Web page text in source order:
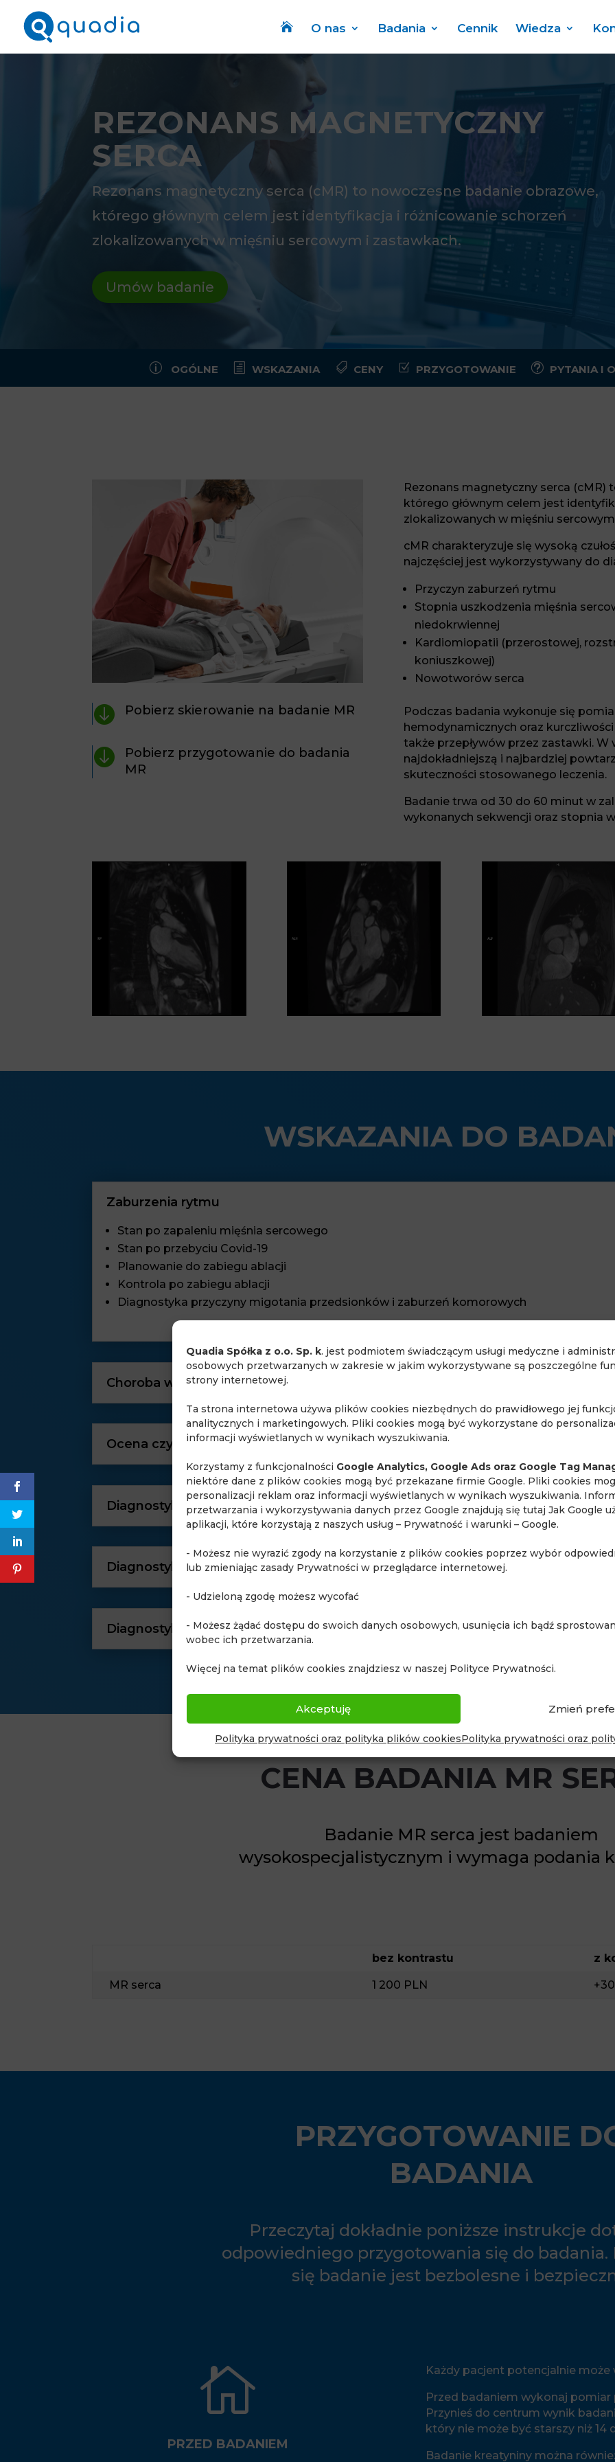
Quadia Spółka z o.o. Sp. k. jest podmiotem świadczącym usługi medyczne i
osobowych przetwarzanych w zakresie w jakim wykorzystywane są poszczególne
strony internetowej.
Ta strona internetowa używa plików cookies niezbędnych do prawidłowego jej
analitycznych i marketingowych. Pliki cookies mogą być wykorzystane do
informacji wyświetlanych w wynikach wyszukiwania.
Korzystamy z funkcjonalności Google Analytics, Google Ads oraz Google Tag
niektóre dane z plików cookies mogą być przekazane firmie Google. Pliki cookies
personalizacji reklam oraz informacji wyświetlanych w wynikach wyszukiwania.
przetwarzania i wykorzystywania danych przez Google znajdują się tutaj Jak Google
aplikacji, które korzystają z naszych usług – Prywatność i warunki – Google.
- Możesz nie wyrazić zgody na korzystanie z plików cookies poprzez wybór
lub zmieniając zasady Prywatności w przeglądarce internetowej.
- Udzieloną zgodę możesz wycofać
- Możesz żądać dostępu do swoich danych osobowych, usunięcia ich bądź
wobec ich przetwarzania.
Więcej na temat plików cookies znajdziesz w naszej Polityce Prywatności.
Akceptuję Zmień
Polityka prywatności oraz polityka plików cookiesPolityka prywatności oraz
 O nas Badania Cennik Wiedza
REZONANS MAGNETYCZNY
SERCA
Rezonans magnetyczny serca (cMR) to nowoczesne badanie obrazowe,
którego głównym celem jest identyfikacja i różnicowanie schorzeń
zlokalizowanych w mięśniu sercowym i zastawkach.
Umów badanie
p OGÓLNE h WSKAZANIA  CENY Z PRZYGOTOWANIE t PYTANIA I
 Pobierz skierowanie na badanie MR

Pobierz przygotowanie do badania
MR
Rezonans magnetyczny serca
którego głównym celem jest
zlokalizowanych w mięśniu
cMR charakteryzuje się wysoką
najczęściej jest wykorzystywany do
Przyczyn zaburzeń rytmu
Stopnia uszkodzenia mięśnia
niedokrwiennej
Kardiomiopatii (przerostowej,
koniuszkowej)
Nowotworów serca
Podczas badania wykonuje się
hemodynamicznych oraz
także przepływów przez zastawki.
najdokładniejszą i najbardziej
skuteczności stosowanego leczenia.
Badanie trwa od 30 do 60 minut w
wykonanych sekwencji oraz stopnia
WSKAZANIA DO
Zaburzenia rytmu
Stan po zapaleniu mięśnia sercowego
Stan po przebyciu Covid-19
Planowanie do zabiegu ablacji
Kontrola po zabiegu ablacji
Diagnostyka przyczyny migotania przedsionków i zaburzeń komorowych
Choroba wieńcowa
Ocena czynności i żywotności mięśnia sercowego
Diagnostyka kardiomiopatii
Diagnostyka procesów nowotworowych mięśnia sercowego
Diagnostyka wad rozwojowych i nabytych
CENA BADANIA MR
Badanie MR serca jest badaniem
wysokospecjalistycznym i wymaga podania
bez kontrastu z
MR serca 1 200 PLN
PRZYGOTOWANIE
BADANIA
Przeczytaj dokładnie poniższe instrukcje
odpowiedniego przygotowania się do
się badanie jest bezbolesne i

PRZED BADANIEM
Każdy pacjent potencjalnie
Przed badaniem wykonaj
Przynieś do centrum wynik
który nie może być starszy niż 14
Badanie kreatyniny można